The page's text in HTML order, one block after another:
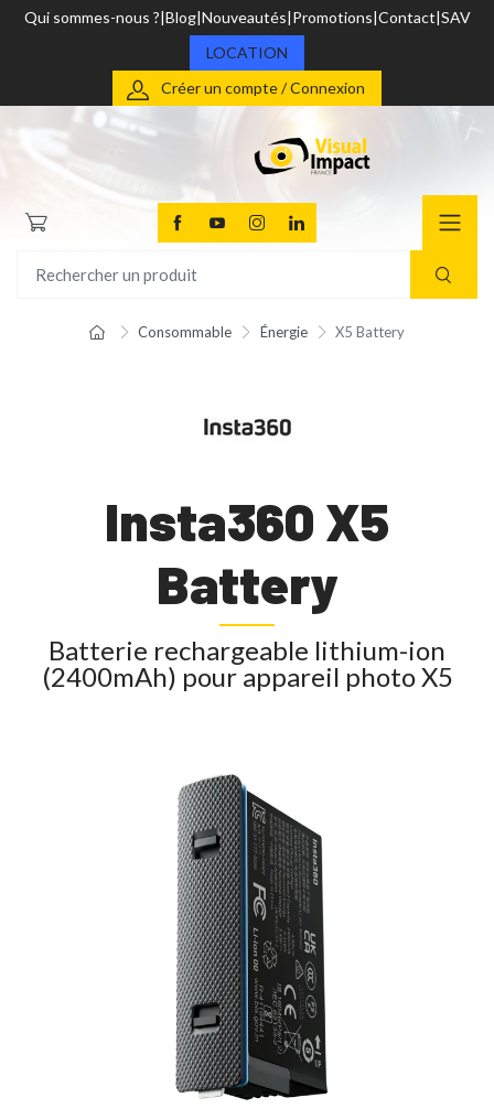
Qui sommes-nous ? Blog Nouveautés Promotions Contact SAV
LOCATION
Créer un compte / Connexion
Consommable Énergie X5 Battery
Insta360 X5
Battery
Batterie rechargeable lithium-ion
(2400mAh) pour appareil photo X5